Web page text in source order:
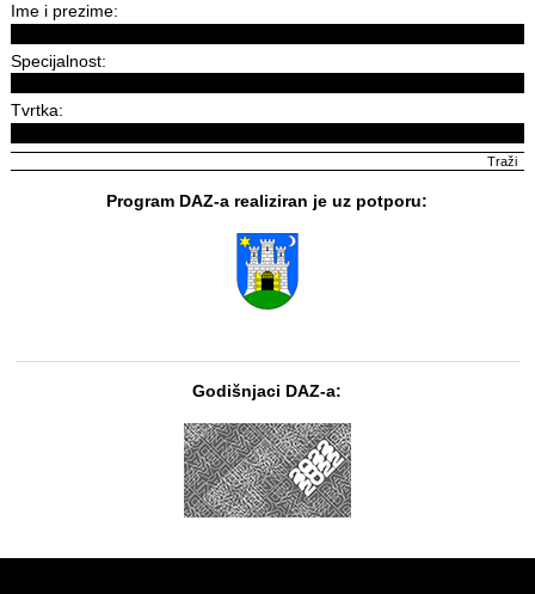
Ime i prezime:
Specijalnost:
Tvrtka:
Program DAZ-a realiziran je uz potporu:
Godišnjaci DAZ-a: